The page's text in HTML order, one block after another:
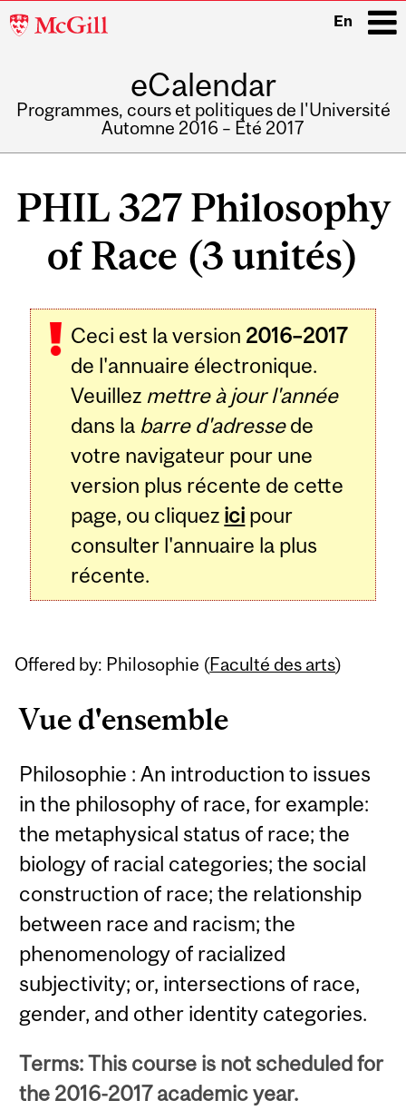
McGill
En
eCalendar
Programmes, cours et politiques de l'Université
Automne 2016 – Été 2017
PHIL 327 Philosophy
of Race (3 unités)
Ceci est la version 2016–2017
de l'annuaire électronique.
Veuillez mettre à jour l'année
dans la barre d'adressede
votre navigateur pour une
version plus récente de cette
page, ou cliquez ici pour
consulter l'annuaire la plus
récente.
Offered by: Philosophie (Faculté des arts)
Vue d'ensemble
Philosophie : An introduction to issues
in the philosophy of race, for example:
the metaphysical status of race; the
biology of racial categories; the social
construction of race; the relationship
between race and racism; the
phenomenology of racialized
subjectivity; or, intersections of race,
gender, and other identity categories.
Terms: This course is not scheduled for
the 2016-2017 academic year.